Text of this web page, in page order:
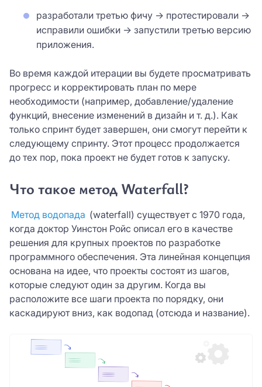
разработали третью фичу → протестировали →
исправили ошибки → запустили третью версию
приложения.
Во время каждой итерации вы будете просматривать
прогресс и корректировать план по мере
необходимости (например, добавление/удаление
функций, внесение изменений в дизайн и т. д.). Как
только спринт будет завершен, они смогут перейти к
следующему спринту. Этот процесс продолжается
до тех пор, пока проект не будет готов к запуску.
Что такое метод Waterfall?
Метод водопада (waterfall) существует с 1970 года,
когда доктор Уинстон Ройс описал его в качестве
решения для крупных проектов по разработке
программного обеспечения. Эта линейная концепция
основана на идее, что проекты состоят из шагов,
которые следуют один за другим. Когда вы
расположите все шаги проекта по порядку, они
каскадируют вниз, как водопад (отсюда и название).